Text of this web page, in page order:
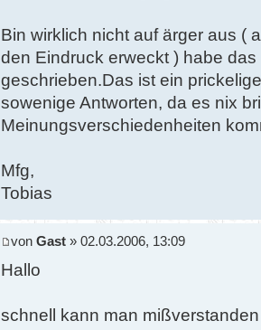
Bin wirklich nicht auf ärger aus (
den Eindruck erweckt ) habe
geschrieben.Das ist ein
sowenige Antworten, da es nix
Meinungsverschiedenheiten
Mfg,
Tobias
von Gast » 02.03.2006, 13:09
Hallo
schnell kann man